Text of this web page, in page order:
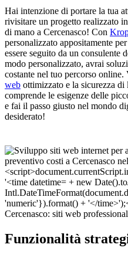
Hai intenzione di portare la tua
rivisitare un progetto realizzato
di mano a Cercenasco! Con
personalizzato appositamente
essere seguito da un consulente
modo personalizzato, avrai
costante nel tuo percorso
web ottimizzato e la sicurezza di
comprende le esigenze delle
e fai il passo giusto nel mondo
desiderato!
Cercenasco: siti web
Funzionalità